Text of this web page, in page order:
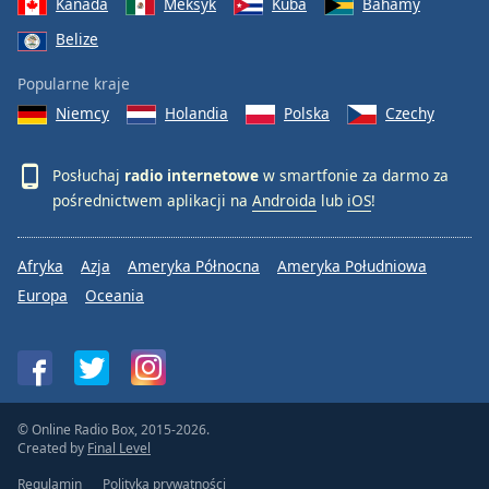
Belize
Popularne kraje
Niemcy
Holandia Polska Czechy
Posłuchaj radio internetowe w smartfonie za darmo za
pośrednictwem aplikacji na Androida lub iOS!
Afryka Azja Ameryka Północna
Ameryka Południowa
Europa
Oceania
© Online Radio Box, 2015-2026.
Created by Final Level
Regulamin
Polityka prywatności